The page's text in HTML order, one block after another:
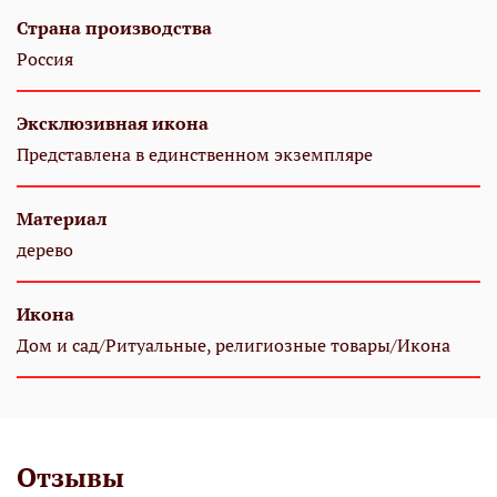
Страна производства
Россия
Эксклюзивная икона
Представлена в единственном экземпляре
Материал
дерево
Икона
Дом и сад/Ритуальные, религиозные товары/Икона
Отзывы